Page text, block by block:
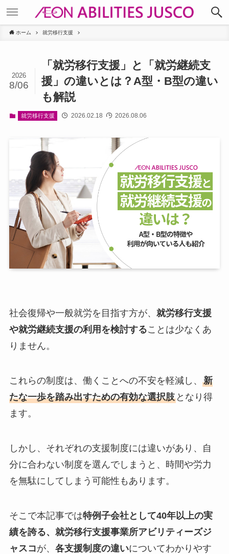
ホーム 就労移行支援
「就労移行支援」と「就労継続支
援」の違いとは？A型・B型の違い
も解説
2026
8/06
就労移行支援 2026.02.18 2026.08.06
社会復帰や一般就労を目指す方が、 就労移行支援
や就労継続支援の利用を検討することは少なくあ
りません。
これらの制度は、働くことへの不安を軽減し、 新
たな一歩を踏み出すための有効な選択肢となり得
ます。
しかし、それぞれの支援制度には違いがあり、自
分に合わない制度を選んでしまうと、時間や労力
を無駄にしてしまう可能性もあります。
そこで本記事では特例子会社として40年以上の実
績を誇る、就労移行支援事業所アビリティーズジ
ャスコが、 各支援制度の違いについてわかりやす